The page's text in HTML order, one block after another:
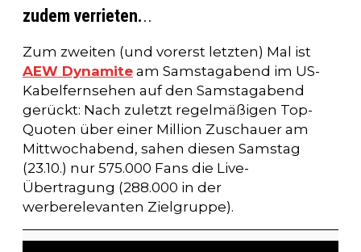
zudem verrieten...
Zum zweiten (und vorerst letzten) Mal ist
AEW Dynamite am Samstagabend im US-
Kabelfernsehen auf den Samstagabend
gerückt: Nach zuletzt regelmäßigen Top-
Quoten über einer Million Zuschauer am
Mittwochabend, sahen diesen Samstag
(23.10.) nur 575.000 Fans die Live-
Übertragung (288.000 in der
werberelevanten Zielgruppe).